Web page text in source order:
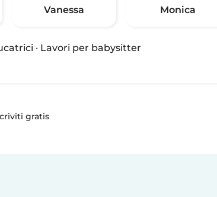
Vanessa Monica
· Lavori per babysitter
gratis